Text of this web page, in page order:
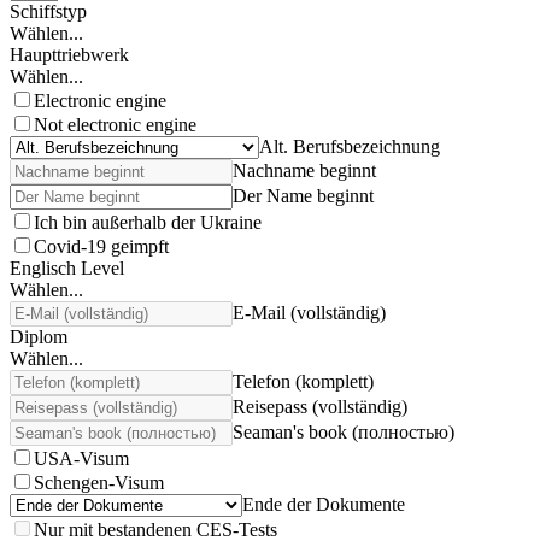
Schiffstyp
Wählen...
Haupttriebwerk
Wählen...
Electronic engine
Not electronic engine
Alt. Berufsbezeichnung
Nachname beginnt
Der Name beginnt
Ich bin außerhalb der Ukraine
Covid-19 geimpft
Englisch Level
Wählen...
E-Mail (vollständig)
Diplom
Wählen...
Telefon (komplett)
Reisepass (vollständig)
Seaman's book (полностью)
USA-Visum
Schengen-Visum
Ende der Dokumente
Nur mit bestandenen CES-Tests